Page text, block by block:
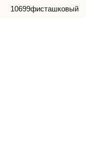
10699фисташковый